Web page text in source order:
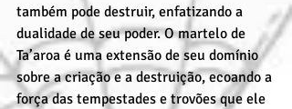
também pode destruir, enfatizando a
dualidade de seu poder. O martelo de
Ta’aroa é uma extensão de seu domínio
sobre a criação e a destruição, ecoando a
força das tempestades e trovões que ele